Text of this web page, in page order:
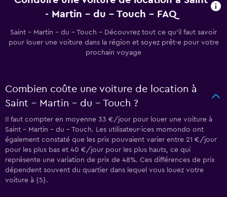
- Martin - du - Touch - FAQ
Saint - Martin - du - Touch - Découvrez tout ce qu’il faut savoir
pour louer une voiture dans la région et soyez prêt·e pour votre
prochain voyage
Combien coûte une voiture de location à
Saint - Martin - du - Touch ?
Il faut compter en moyenne 33 €/jour pour louer une voiture à
Saint - Martin - du - Touch. Les utilisateur·ices momondo ont
également constaté que les prix pouvaient varier entre 21 €/jour
pour les plus bas et 40 €/jour pour les plus hauts, ce qui
représente une variation de prix de 48%. Ces différences de prix
dépendent souvent du quartier dans lequel vous louez votre
voiture à {5}.